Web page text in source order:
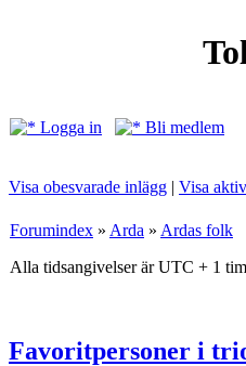
Logga in
Bli medlem
Visa obesvarade inlägg | Visa
Forumindex » Arda » Ardas folk
Alla tidsangivelser är UTC + 1
Favoritpersoner i